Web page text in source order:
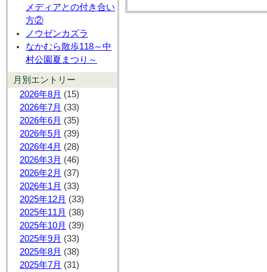
メディアとの付き合い
方②
ノウゼンカズラ
なかむら散歩118～中
村公園夏まつり～
月別エントリー
2026年8月 (15)
2026年7月 (33)
2026年6月 (35)
2026年5月 (39)
2026年4月 (28)
2026年3月 (46)
2026年2月 (37)
2026年1月 (33)
2025年12月 (33)
2025年11月 (38)
2025年10月 (39)
2025年9月 (33)
2025年8月 (38)
2025年7月 (31)